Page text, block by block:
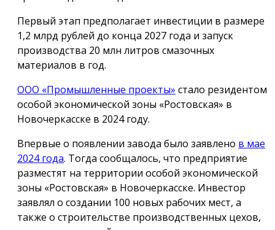
Первый этап предполагает инвестиции в размере
1,2 млрд рублей до конца 2027 года и запуск
производства 20 млн литров смазочных
материалов в год.
ООО «Промышленные проекты» стало резидентом
особой экономической зоны «Ростовская» в
Новочеркасске в 2024 году.
Впервые о появлении завода было заявлено в мае
2024 года. Тогда сообщалось, что предприятие
разместят на территории особой экономической
зоны «Ростовская» в Новочеркасске. Инвестор
заявлял о создании 100 новых рабочих мест, а
также о строительстве производственных цехов,